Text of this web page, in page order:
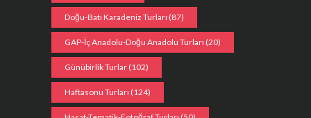
Doğu-Batı Karadeniz Turları (87)
GAP-İç Anadolu-Doğu Anadolu Turları (20)
Günübirlik Turlar (102)
Haftasonu Turları (124)